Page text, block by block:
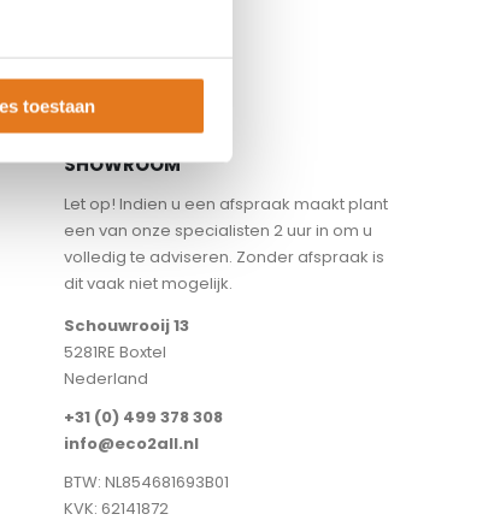
toestaan
SHOWROOM
Let op! Indien u een afspraak maakt plant
een van onze specialisten 2 uur in om u
volledig te adviseren. Zonder afspraak is
dit vaak niet mogelijk.
Schouwrooij 13
5281RE Boxtel
Nederland
+31 (0) 499 378 308
info@eco2all.nl
BTW: NL854681693B01
KVK: 62141872